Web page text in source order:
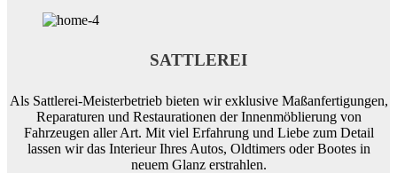
SATTLEREI
Als Sattlerei-Meisterbetrieb bieten wir exklusive Maßanfertigungen,
Reparaturen und Restaurationen der Innenmöblierung von
Fahrzeugen aller Art. Mit viel Erfahrung und Liebe zum Detail
lassen wir das Interieur Ihres Autos, Oldtimers oder Bootes in
neuem Glanz erstrahlen.